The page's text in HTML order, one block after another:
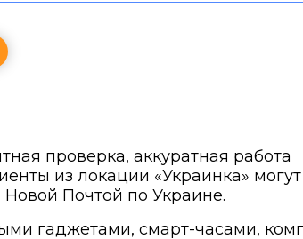
проверка, аккуратная работа
из локации «Украинка»
Почтой по Украине.
гаджетами, смарт-часами,